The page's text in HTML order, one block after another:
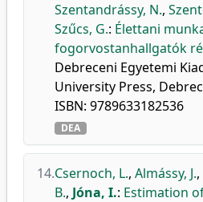
Szentandrássy, N.,
Szűcs, G.: Élettani
fogorvostanhallgatók
Debreceni Egyetemi
University Press,
ISBN: 9789633182536
DEA
14.Csernoch, L., Almássy, J.,
B., Jóna, I.: Estimation